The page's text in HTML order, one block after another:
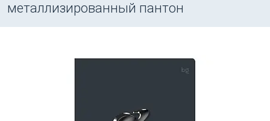
металлизированный пантон